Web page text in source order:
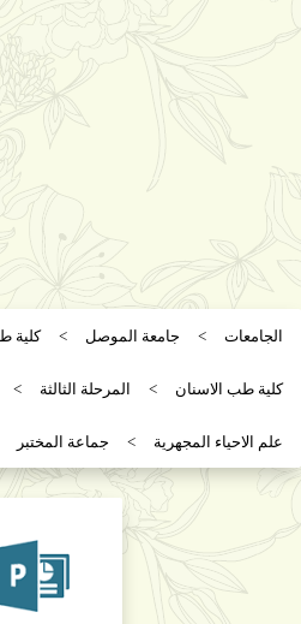
الجامعات جامعة الموصل كلية
كلية طب الاسنان المرحلة الثالثة
علم الاحياء المجهرية جماعة المختبر